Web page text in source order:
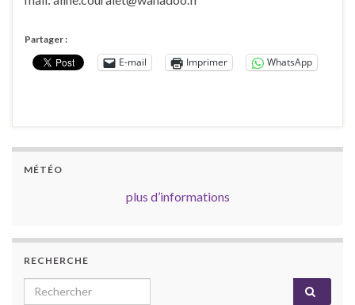
Partager :
E-mail Imprimer WhatsApp
MÉTÉO
plus d’informations
RECHERCHE
Search for: